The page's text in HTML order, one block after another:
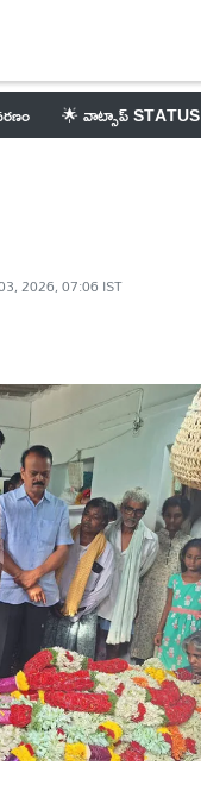
🌟 వాట్సాప్ STATUS
2026, 07:06 IST